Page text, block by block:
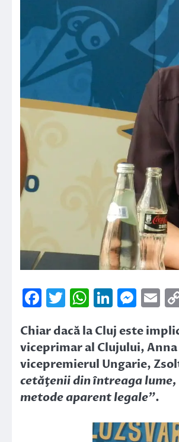
Facebook
Twitter
Chiar dacă la Cluj este
viceprimar al Clujului,
vicepremierul Ungarie,
cetăţenii din întreaga
metode aparent legale”.